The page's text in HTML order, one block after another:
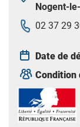
Nogent-
02 37 29
Date de
Condition